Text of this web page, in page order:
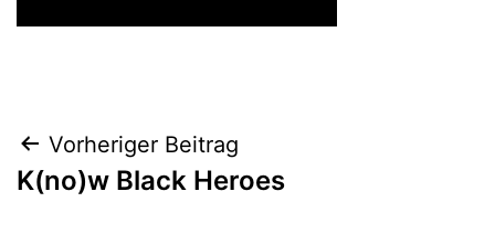
Beitrags-
Navigation
Vorheriger Beitrag
K(no)w Black Heroes